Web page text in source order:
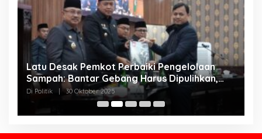
Latu Desak Pemkot Perbaiki Pengelolaan
Sampah: Bantar Gebang Harus Dipulihkan,
Bukan Dikorbankan!
Di Politik 30 Oktober 2025